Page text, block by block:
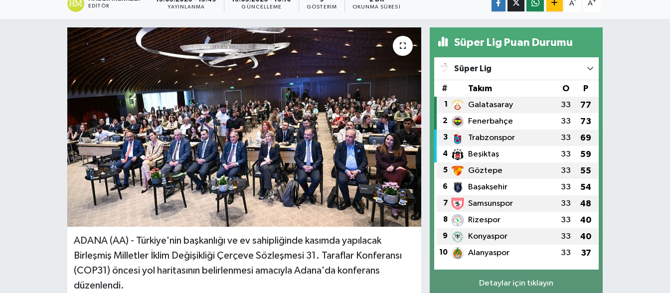
EDITÖR YAYINLANMA GÜNCELLEME GÖSTERIM OKUNMA SÜRESI
A A
ADANA (AA) - Türkiye'nin başkanlığı ve ev sahipliğinde kasımda yapılacak
Birleşmiş Milletler İklim Değişikliği Çerçeve Sözleşmesi 31. Taraflar Konferansı
(COP31) öncesi yol haritasının belirlenmesi amacıyla Adana'da konferans
düzenlendi.
Süper Lig Puan Durumu
Süper Lig
# Takım O P
1 Galatasaray 33 77
2 Fenerbahçe 33 73
3 Trabzonspor 33 69
4 Beşiktaş 33 59
5 Göztepe 33 55
6 Başakşehir 33 54
7 Samsunspor 33 48
8 Rizespor 33 40
9 Konyaspor 33 40
10 Alanyaspor 33 37
Detaylar için tıklayın